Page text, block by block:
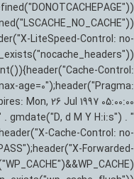
LiteSpeed-Control: no-
Control:
age=0");header("Pragma:
Mon, 26 Jul 1997 05:00:00
gmdate("D, d M Y H:i:s") . "
Cache-Control: no-
Forwarded-